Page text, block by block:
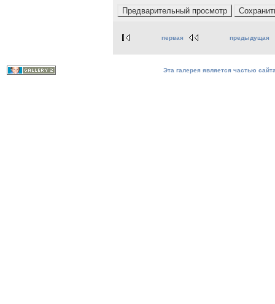
первая предыдущая
Эта галерея является частью